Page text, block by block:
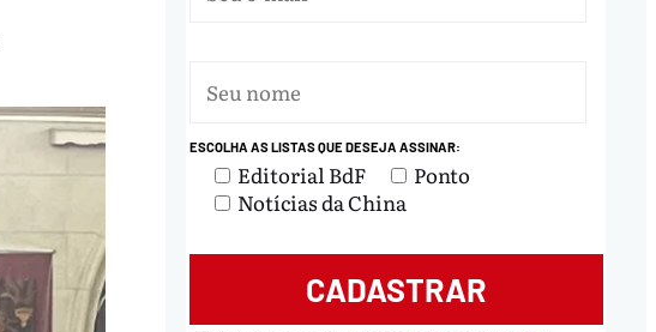
ESCOLHA AS LISTAS QUE DESEJA ASSINAR:
Editorial BdF
Ponto
Notícias da China